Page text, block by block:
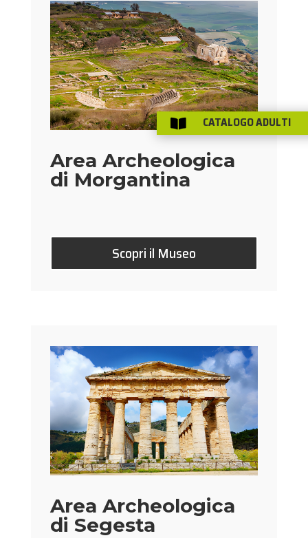
Area Archeologica
di Morgantina
Scopri il Museo
Area Archeologica
di Segesta
 CATALOGO ADULTI